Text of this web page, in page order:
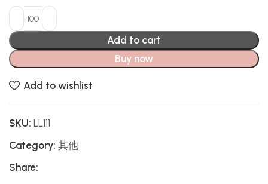
Add to cart
Buy now
Add to wishlist
SKU: LL111
Category: 其他
Share: